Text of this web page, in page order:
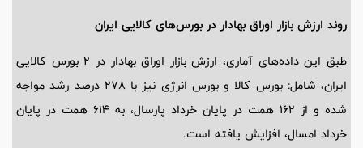
روند ارزش بازار اوراق بهادار در بورس‌های کالایی ایران
طبق این داده‌های آماری، ارزش بازار اوراق بهادار در 2 بورس‌ کالایی
ایران، شامل: بورس کالا و بورس انرژی نیز با 278 درصد رشد مواجه
شده و از 162 همت در پایان خرداد پارسال، به 614 همت در پایان
خرداد امسال، افزایش یافته‌ است.